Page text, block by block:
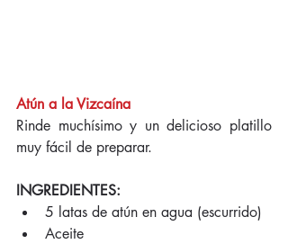
Atún a la Vizcaína
Rinde muchísimo y un delicioso platillo
muy fácil de preparar.
INGREDIENTES:
Aceite